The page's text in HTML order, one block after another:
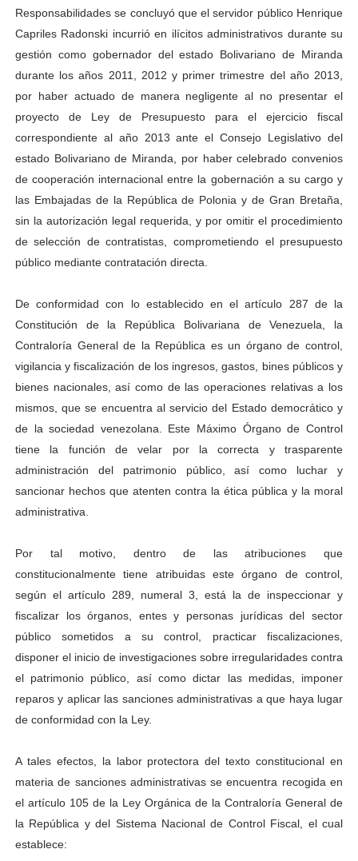
Responsabilidades se concluyó que el servidor público Henrique
Capriles Radonski incurrió en ilícitos administrativos durante su
gestión como gobernador del estado Bolivariano de Miranda
durante los años 2011, 2012 y primer trimestre del año 2013,
por haber actuado de manera negligente al no presentar el
proyecto de Ley de Presupuesto para el ejercicio fiscal
correspondiente al año 2013 ante el Consejo Legislativo del
estado Bolivariano de Miranda, por haber celebrado convenios
de cooperación internacional entre la gobernación a su cargo y
las Embajadas de la República de Polonia y de Gran Bretaña,
sin la autorización legal requerida, y por omitir el procedimiento
de selección de contratistas, comprometiendo el presupuesto
público mediante contratación directa.
De conformidad con lo establecido en el artículo 287 de la
Constitución de la República Bolivariana de Venezuela, la
Contraloría General de la República es un órgano de control,
vigilancia y fiscalización de los ingresos, gastos, bines públicos y
bienes nacionales, así como de las operaciones relativas a los
mismos, que se encuentra al servicio del Estado democrático y
de la sociedad venezolana. Este Máximo Órgano de Control
tiene la función de velar por la correcta y trasparente
administración del patrimonio público, así como luchar y
sancionar hechos que atenten contra la ética pública y la moral
administrativa.
Por tal motivo, dentro de las atribuciones que
constitucionalmente tiene atribuidas este órgano de control,
según el artículo 289, numeral 3, está la de inspeccionar y
fiscalizar los órganos, entes y personas jurídicas del sector
público sometidos a su control, practicar fiscalizaciones,
disponer el inicio de investigaciones sobre irregularidades contra
el patrimonio público, así como dictar las medidas, imponer
reparos y aplicar las sanciones administrativas a que haya lugar
de conformidad con la Ley.
A tales efectos, la labor protectora del texto constitucional en
materia de sanciones administrativas se encuentra recogida en
el artículo 105 de la Ley Orgánica de la Contraloría General de
la República y del Sistema Nacional de Control Fiscal, el cual
establece: